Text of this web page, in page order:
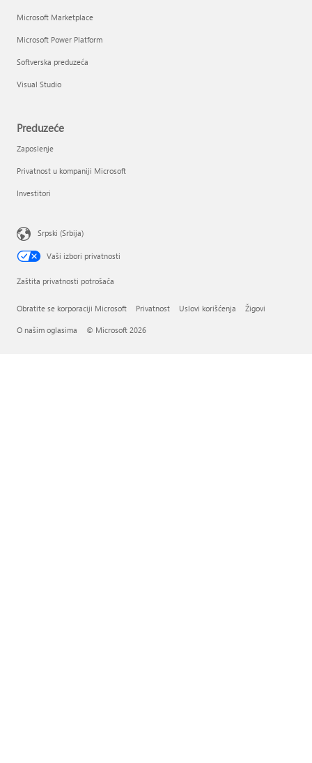
Microsoft Marketplace
Microsoft Power Platform
Softverska preduzeća
Visual Studio
Preduzeće
Zaposlenje
Privatnost u kompaniji Microsoft
Investitori
Srpski (Srbija)
Vaši izbori privatnosti
Zaštita privatnosti potrošača
Obratite se korporaciji Microsoft Privatnost Uslovi korišćenja Žigovi
O našim oglasima © Microsoft 2026